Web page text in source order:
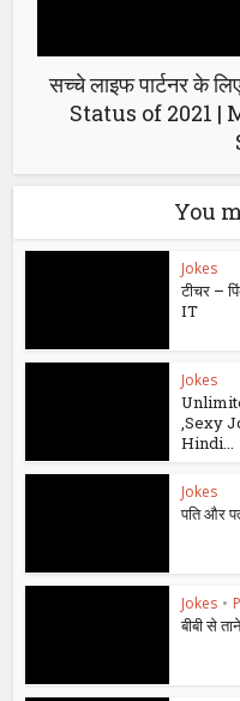
सच्चे लाइफ पार्टनर के
Status of 2021
You
Jokes
टीचर –
IT
Jokes
,Sexy
Hindi...
Jokes
पति और
Jokes •
बीबी से